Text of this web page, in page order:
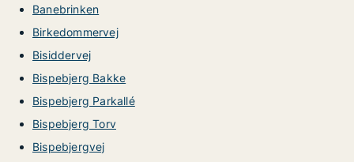
Banebrinken
Birkedommervej
Bisiddervej
Bispebjerg Bakke
Bispebjerg Parkallé
Bispebjerg Torv
Bispebjergvej